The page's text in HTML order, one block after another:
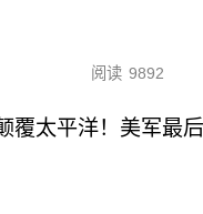
阅读 9892
覆太平洋！美军最